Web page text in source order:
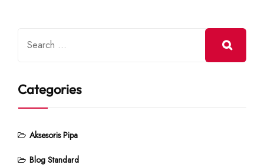
Categories
Aksesoris Pipa
Blog Standard